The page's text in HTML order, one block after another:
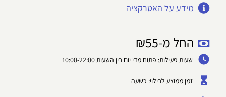
מידע על האטרקציה
החל מ- ₪55
שעות פעילות: פתוח מדי יום בין השעות 10:00-22:00
זמן ממוצע לבילוי: כשעה